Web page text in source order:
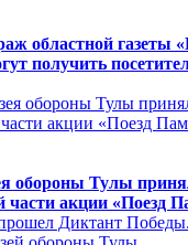
областной газеты
получить
обороны Тулы
части акции «Поезд